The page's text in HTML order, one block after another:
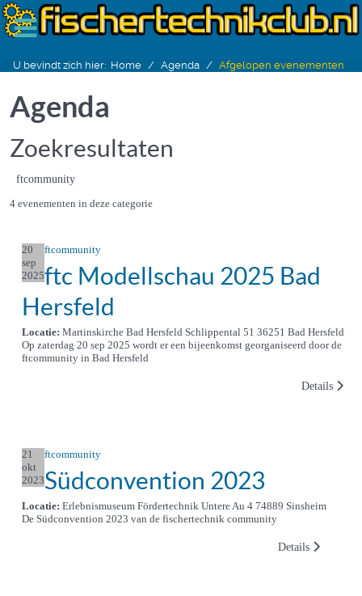
U bevindt zich hier: Home Agenda Afgelopen evenementen
Agenda
Zoekresultaten
ftcommunity
4 evenementen in deze categorie
20
sep
2025
ftcommunity
ftc Modellschau 2025 Bad
Hersfeld
Locatie: Martinskirche Bad Hersfeld Schlippental 51 36251 Bad Hersfeld
Op zaterdag 20 sep 2025 wordt er een bijeenkomst georganiseerd door de
ftcommunity in Bad Hersfeld
Details
21
okt
2023
ftcommunity
Südconvention 2023
Locatie: Erlebnismuseum Fördertechnik Untere Au 4 74889 Sinsheim
De Südconvention 2023 van de fischertechnik community
Details